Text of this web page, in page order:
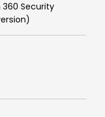
360 Security